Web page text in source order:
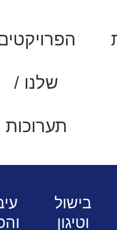
שלנו /
תערוכות
בישול
וטיגון
מוסדיים